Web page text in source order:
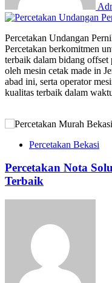
Percetakan Undangan
Percetakan berkomitmen
terbaik dalam bidang
oleh mesin cetak made in
abad ini, serta operator
kualitas terbaik dalam
Percetakan Bekasi
Percetakan Nota
Terbaik